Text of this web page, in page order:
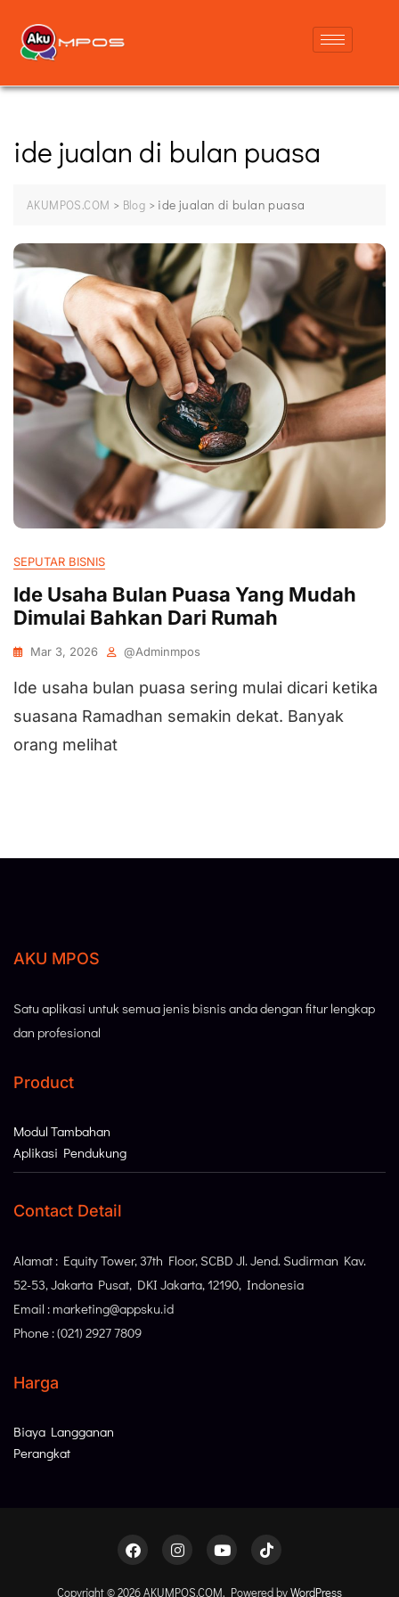
ide jualan di bulan puasa
AKUMPOS.COM > Blog > ide jualan di bulan puasa
SEPUTAR BISNIS
Ide Usaha Bulan Puasa Yang Mudah
Dimulai Bahkan Dari Rumah
Mar 3, 2026 @adminmpos
Ide usaha bulan puasa sering mulai dicari ketika
suasana Ramadhan semakin dekat. Banyak
orang melihat
AKU MPOS
Satu aplikasi untuk semua jenis bisnis anda dengan fitur lengkap
dan profesional
Product
Modul Tambahan
Aplikasi Pendukung
Contact Detail
Alamat : Equity Tower, 37th Floor, SCBD Jl. Jend. Sudirman Kav.
52-53, Jakarta Pusat, DKI Jakarta, 12190, Indonesia
Email : marketing@appsku.id
Phone : (021) 2927 7809
Harga
Biaya Langganan
Perangkat
Copyright © 2026 AKUMPOS.COM. Powered byWordPress